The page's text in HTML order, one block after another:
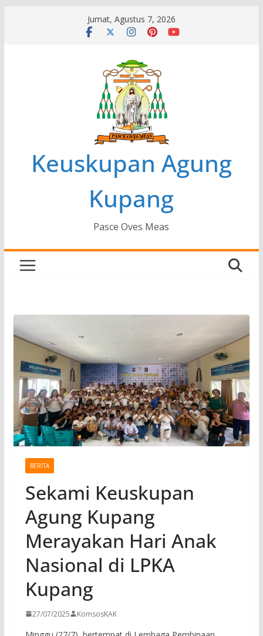
Jumat, Agustus 7, 2026
Keuskupan Agung
Kupang
Pasce Oves Meas
BERITA
Sekami Keuskupan
Agung Kupang
Merayakan Hari Anak
Nasional di LPKA
Kupang
27/07/2025 KomsosKAK